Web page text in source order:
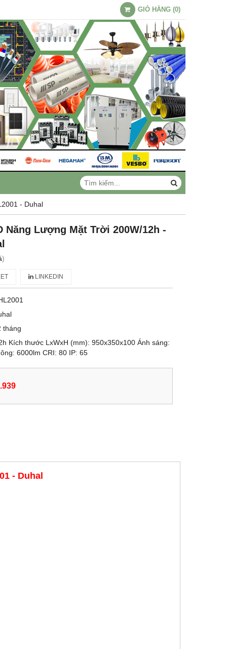
GIỎ HÀNG (0)
- Duhal
Năng Lượng Mặt Trời 200W/12h -
)
LINKEDIN
tháng
Kích thước LxWxH (mm): 950x350x100 Ánh sáng:
6000lm CRI: 80 IP: 65
- Duhal